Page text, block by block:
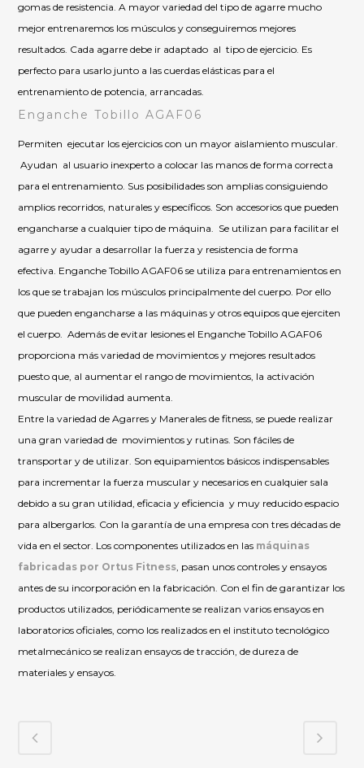
gomas de resistencia. A mayor variedad del tipo de agarre mucho
mejor entrenaremos los músculos y conseguiremos mejores
resultados. Cada agarre debe ir adaptado al tipo de ejercicio. Es
perfecto para usarlo junto a las cuerdas elásticas para el
entrenamiento de potencia, arrancadas.
Enganche Tobillo AGAF06
Permiten ejecutar los ejercicios con un mayor aislamiento muscular.
Ayudan al usuario inexperto a colocar las manos de forma correcta
para el entrenamiento. Sus posibilidades son amplias consiguiendo
amplios recorridos, naturales y específicos. Son accesorios que pueden
engancharse a cualquier tipo de máquina. Se utilizan para facilitar el
agarre y ayudar a desarrollar la fuerza y resistencia de forma
efectiva. Enganche Tobillo AGAF06 se utiliza para entrenamientos en
los que se trabajan los músculos principalmente del cuerpo. Por ello
que pueden engancharse a las máquinas y otros equipos que ejerciten
el cuerpo. Además de evitar lesiones el Enganche Tobillo AGAF06
proporciona más variedad de movimientos y mejores resultados
puesto que, al aumentar el rango de movimientos, la activación
muscular de movilidad aumenta.
Entre la variedad de Agarres y Manerales de fitness, se puede realizar
una gran variedad de movimientos y rutinas. Son fáciles de
transportar y de utilizar. Son equipamientos básicos indispensables
para incrementar la fuerza muscular y necesarios en cualquier sala
debido a su gran utilidad, eficacia y eficiencia y muy reducido espacio
para albergarlos. Con la garantía de una empresa con tres décadas de
vida en el sector. Los componentes utilizados en las máquinas
fabricadas por Ortus Fitness, pasan unos controles y ensayos
antes de su incorporación en la fabricación. Con el fin de garantizar los
productos utilizados, periódicamente se realizan varios ensayos en
laboratorios oficiales, como los realizados en el instituto tecnológico
metalmecánico se realizan ensayos de tracción, de dureza de
materiales y ensayos.